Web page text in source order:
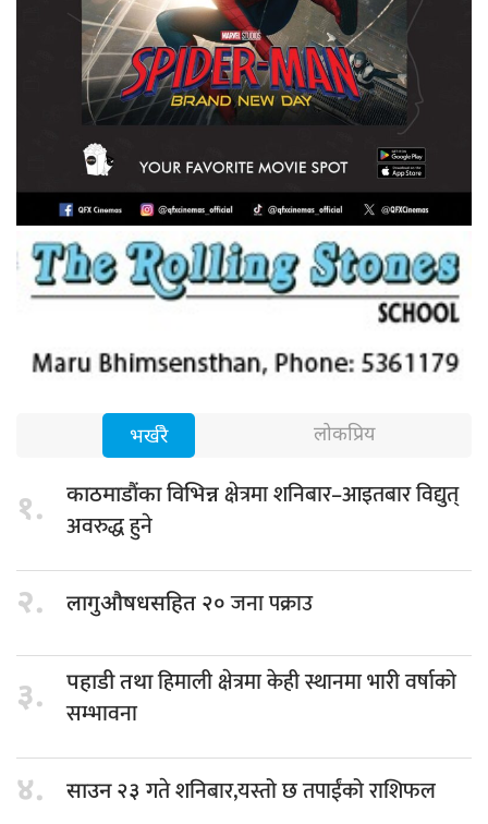
भर्खरै लोकप्रिय
१. काठमाडौंका विभिन्नक्षेत्रमा शनिबार–आइतबार विद्युत्
अवरुद्ध हुने
२. लागुऔषधसहित २०जना पक्राउ
३. पहाडी तथाहिमाली क्षेत्रमा केही स्थानमा भारी वर्षाको
सम्भावना
४. साउन २३गते शनिबार,यस्तो छ तपाईंको राशिफल